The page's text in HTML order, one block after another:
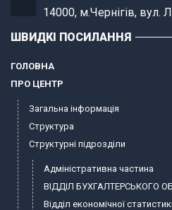
14000, м.Чернігів, вул.
ШВИДКІ ПОСИЛАННЯ
ГОЛОВНА
ПРО ЦЕНТР
Загальна інформація
Структура
Структурні підрозділи
Адміністративна частина
ВІДДІЛ БУХГАЛТЕРСЬКОГО
Відділ економічної